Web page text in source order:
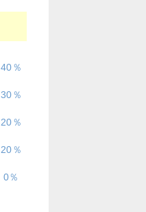
40％
30％
20％
20％
0％